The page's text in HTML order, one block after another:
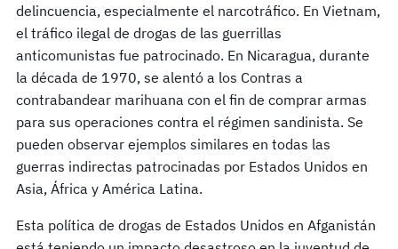
delincuencia, especialmente el narcotráfico. En Vietnam,
el tráfico ilegal de drogas de las guerrillas
anticomunistas fue patrocinado. En Nicaragua, durante
la década de 1970, se alentó a los Contras a
contrabandear marihuana con el fin de comprar armas
para sus operaciones contra el régimen sandinista. Se
pueden observar ejemplos similares en todas las
guerras indirectas patrocinadas por Estados Unidos en
Asia, África y América Latina.
Esta política de drogas de Estados Unidos en Afganistán